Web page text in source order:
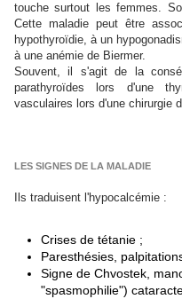
touche surtout les femmes.
Cette maladie peut être
hypothyroïdie, à un
à une anémie de Biermer.
Souvent, il s'agit de la
parathyroïdes lors d'une
vasculaires lors d'une chirurgie
LES SIGNES DE LA MALADIE
Ils traduisent l'hypocalcémie :
Crises de tétanie ;
Paresthésies,
Signe de Chvostek,
"spasmophilie")